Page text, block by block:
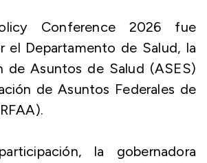
Conference 2026 fue
el Departamento de Salud, la
de Asuntos de Salud (ASES)
de Asuntos Federales de
la gobernadora